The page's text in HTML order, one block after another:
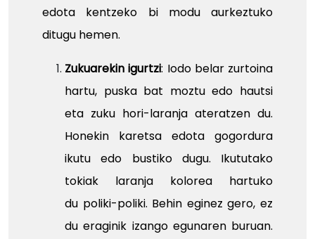
edota kentzeko bi modu aurkeztuko
ditugu hemen.
Zukuarekin igurtzi: Iodo belar zurtoina
hartu, puska bat moztu edo hautsi
eta zuku hori-laranja ateratzen du.
Honekin karetsa edota gogordura
ikutu edo bustiko dugu. Ikututako
tokiak laranja kolorea hartuko
du poliki-poliki. Behin eginez gero, ez
du eraginik izango egunaren buruan.